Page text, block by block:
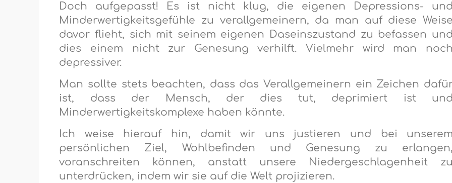
Doch aufgepasst! Es ist nicht klug, die eigenen Depressions- und
Minderwertigkeitsgefühle zu verallgemeinern, da man auf diese Weise
davor flieht, sich mit seinem eigenen Daseinszustand zu befassen und
dies einem nicht zur Genesung verhilft. Vielmehr wird man noch
depressiver.
Man sollte stets beachten, dass das Verallgemeinern ein Zeichen
ist, dass der Mensch, der dies tut, deprimiert ist und
Minderwertigkeitskomplexe haben könnte.
Ich weise hierauf hin, damit wir uns justieren und bei unserem
persönlichen Ziel, Wohlbefinden und Genesung zu erlangen,
voranschreiten können, anstatt unsere Niedergeschlagenheit zu
unterdrücken, indem wir sie auf die Welt projizieren.